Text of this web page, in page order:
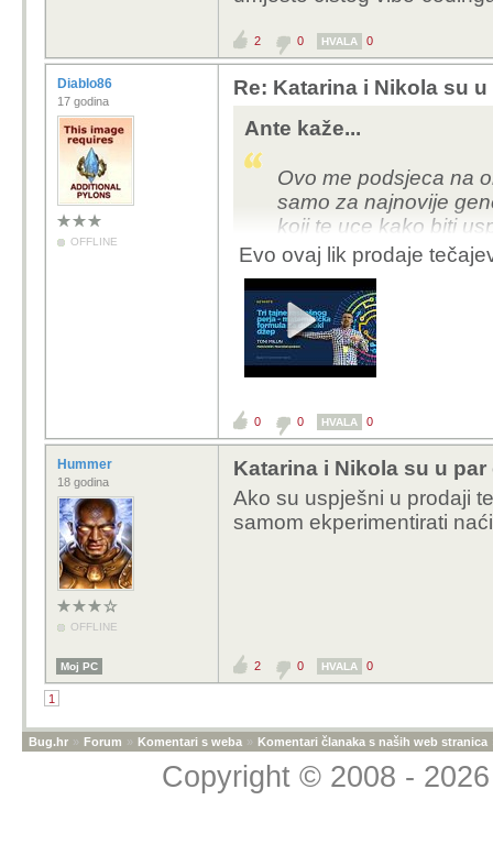
2 0 HVALA 0
Diablo86
17 godina
OFFLINE
Re: Katarina i Nikola su
Ante kaže...
Ovo me podsjeca na
samo za najnovije
koji te uce kako biti
knjigu, tecaj, savjet i
Evo ovaj lik prodaje
0 0 HVALA 0
Hummer
18 godina
OFFLINE
Katarina i Nikola su u
Ako su uspješni u prodaji
samom ekperimentirati
Moj PC 2 0 HVALA 0
1
Bug.hr » Forum » Komentari s weba » Komentari članaka s naših web stranica
Copyright © 2008 -